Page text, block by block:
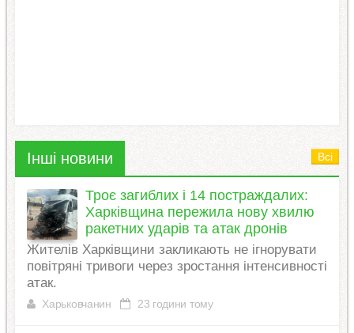
Інші новини Всі
Троє загиблих і 14 постраждалих:
Харківщина пережила нову хвилю
ракетних ударів та атак дронів
Жителів Харківщини закликають не ігнорувати
повітряні тривоги через зростання інтенсивності
атак.
Харьковчанин 23 години тому